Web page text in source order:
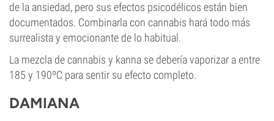
de la ansiedad, pero sus efectos psicodélicos están bien
documentados. Combinarla con cannabis hará todo más
surrealista y emocionante de lo habitual.
La mezcla de cannabis y kanna se debería vaporizar a entre
185 y 190ºC para sentir su efecto completo.
DAMIANA